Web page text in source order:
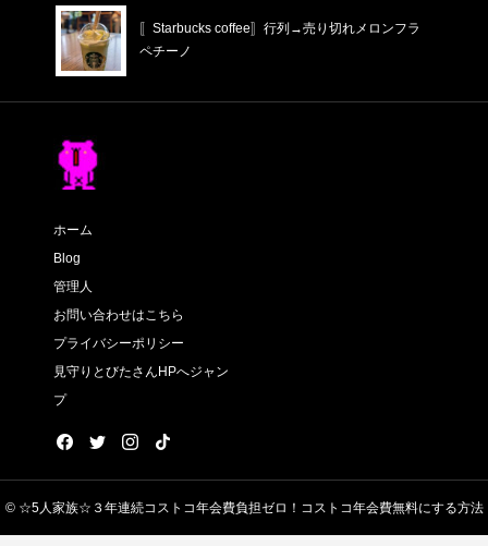
〚Starbucks coffee〛行列→売り切れメロンフラ
ペチーノ
ホーム
Blog
管理人
お問い合わせはこちら
プライバシーポリシー
見守りとびたさんHPへジャン
プ
© ☆5人家族☆３年連続コストコ年会費負担ゼロ！コストコ年会費無料にする方法